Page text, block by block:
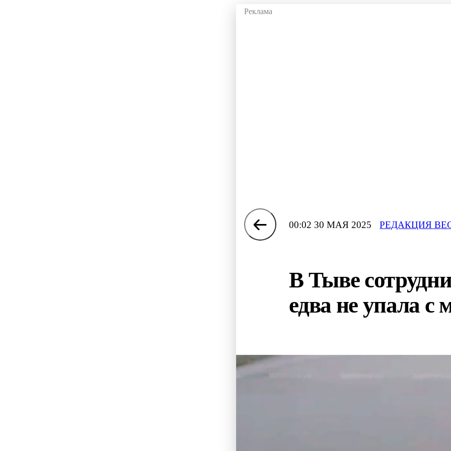
00:02 30 МАЯ 2025 РЕДАКЦИЯ
В Тыве
едва не упала с